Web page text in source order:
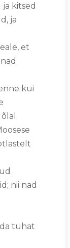
kitsed
ja
et
kui
nii nad
tuhat